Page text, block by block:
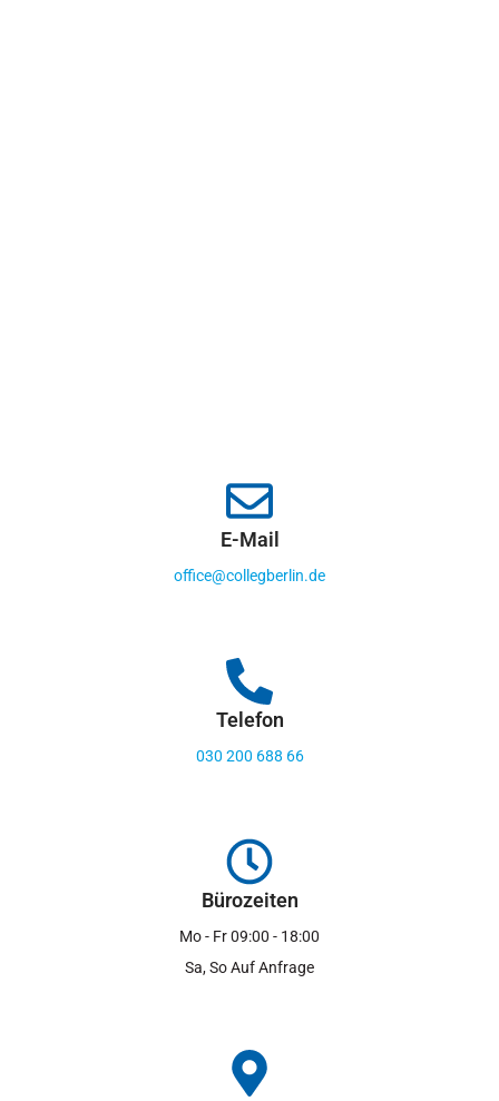
E-Mail
office@collegberlin.de
Telefon
030 200 688 66
Bürozeiten
Mo - Fr 09:00 - 18:00
Sa, So Auf Anfrage